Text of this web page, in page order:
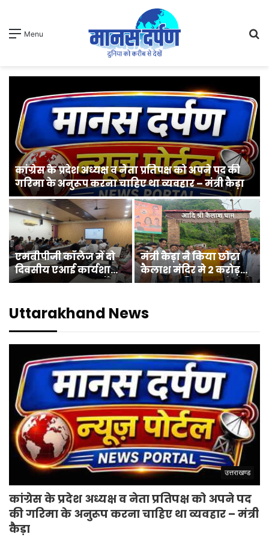
Menu
कांग्रेस के प्रदेश अध्यक्ष व नेता प्रतिपक्ष को अपने पद की
गरिमा के अनुरूप करना चाहिए था व्यवहार – मंत्री कैड़ा
एमबीपीजी कॉलेज में दो
दिवसीय एआई कार्यशाला
का सफल समापन, डॉ.
सत्र ने प्रतिभागियों को
किया प्रभावित
मंत्री कैड़ा ने किया छोटा
कैलाश मंदिर मे 2 करोड़
65 लाख की लागत से होने
निर्माण कार्य का शुभारम्भ
Uttarakhand News
उत्तराखण्ड
कांग्रेस के प्रदेश अध्यक्ष व नेता प्रतिपक्ष को अपने पद
की गरिमा के अनुरूप करना चाहिए था व्यवहार – मंत्री
कैड़ा